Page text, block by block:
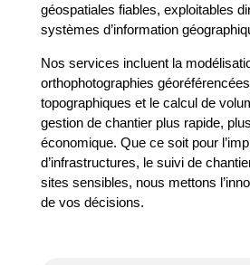
géospatiales fiables, exploitables
systèmes d’information
Nos services incluent la
orthophotographies
topographiques et le calcul de
gestion de chantier plus rapide,
économique. Que ce soit pour
d’infrastructures, le suivi de
sites sensibles, nous mettons
de vos décisions.